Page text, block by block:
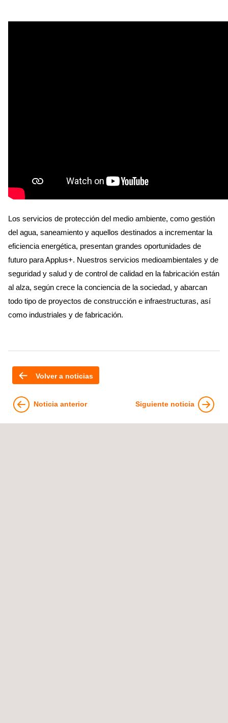
Los servicios de protección del medio ambiente, como gestión
del agua, saneamiento y aquellos destinados a incrementar la
eficiencia energética, presentan grandes oportunidades de
futuro para Applus+. Nuestros servicios medioambientales y de
seguridad y salud y de control de calidad en la fabricación están
al alza, según crece la conciencia de la sociedad, y abarcan
todo tipo de proyectos de construcción e infraestructuras, así
como industriales y de fabricación.
Volver a noticias
Noticia anterior Siguiente noticia